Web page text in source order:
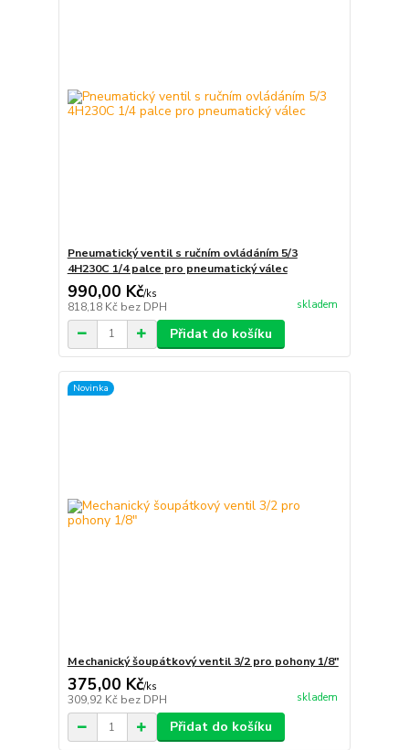
Pneumatický ventil s ručním ovládáním 5/3
4H230C 1/4 palce pro pneumatický válec
990,00 Kč/ks
818,18 Kč bez DPH skladem
Přidat do košíku
Novinka
Mechanický šoupátkový ventil 3/2 pro pohony 1/8"
375,00 Kč/ks
309,92 Kč bez DPH skladem
Přidat do košíku